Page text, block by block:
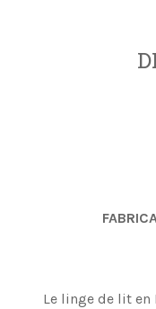
Le linge de lit